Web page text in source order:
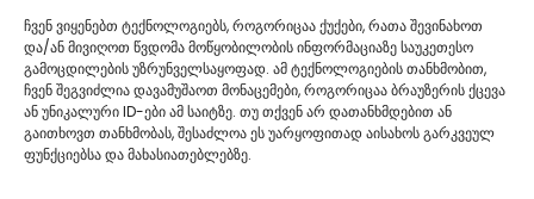
ჩვენ ვიყენებთ ტექნოლოგიებს, როგორიცაა ქუქები, რათა შევინახოთ
და/ან მივიღოთ წვდომა მოწყობილობის ინფორმაციაზე საუკეთესო
გამოცდილების უზრუნველსაყოფად. ამ ტექნოლოგიების თანხმობით,
ჩვენ შეგვიძლია დავამუშაოთ მონაცემები, როგორიცაა ბრაუზერის ქცევა
ან უნიკალური ID-ები ამ საიტზე. თუ თქვენ არ დათანხმდებით ან
გაითხოვთ თანხმობას, შესაძლოა ეს უარყოფითად აისახოს გარკვეულ
ფუნქციებსა და მახასიათებლებზე.